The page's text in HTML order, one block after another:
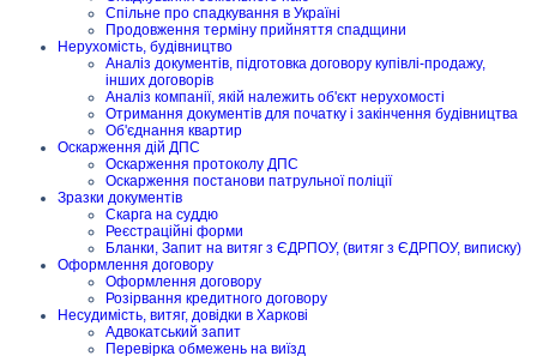
Спільне про спадкування в Україні
Продовження терміну прийняття спадщини
Нерухомість, будівництво
Аналіз документів, підготовка договору купівлі-продажу,
інших договорів
Аналіз компанії, якій належить об'єкт нерухомості
Отримання документів для початку і закінчення будівництва
Об'єднання квартир
Оскарження дій ДПС
Оскарження протоколу ДПС
Оскарження постанови патрульної поліції
Зразки документів
Скарга на суддю
Реєстраційні форми
Бланки, Запит на витяг з ЄДРПОУ, (витяг з ЄДРПОУ, виписку)
Оформлення договору
Оформлення договору
Розірвання кредитного договору
Несудимість, витяг, довідки в Харкові
Адвокатський запит
Перевірка обмежень на виїзд